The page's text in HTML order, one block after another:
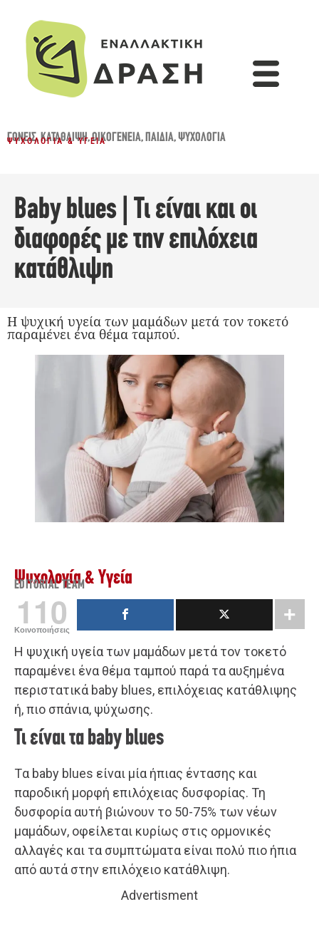
ΓΟΝΕΊΣ,ΚΑΤΆΘΛΙΨΗ,ΟΙΚΟΓΈΝΕΙΑ,ΠΑΙΔΙΆ,ΨΥΧΟΛΟΓΊΑ
ΨΥΧΟΛΟΓΊΑ & ΥΓΕΊΑ
Baby blues | Τι είναι και οι
διαφορές με την επιλόχεια
κατάθλιψη
Η ψυχική υγεία των μαμάδων μετά τον τοκετό
παραμένει ένα θέμα ταμπού.
Ψυχολογία & Υγεία
EDITORIAL TEAM
110
Κοινοποιήσεις
Η ψυχική υγεία των μαμάδων μετά τον τοκετό
παραμένει ένα θέμα ταμπού παρά τα αυξημένα
περιστατικά baby blues, επιλόχειας κατάθλιψης
ή, πιο σπάνια, ψύχωσης.
Τι είναι τα baby blues
Tα baby blues είναι μία ήπιας έντασης και
παροδική μορφή επιλόχειας δυσφορίας. Τη
δυσφορία αυτή βιώνουν το 50-75% των νέων
μαμάδων, οφείλεται κυρίως στις ορμονικές
αλλαγές και τα συμπτώματα είναι πολύ πιο ήπια
από αυτά στην επιλόχειο κατάθλιψη.
Advertisment